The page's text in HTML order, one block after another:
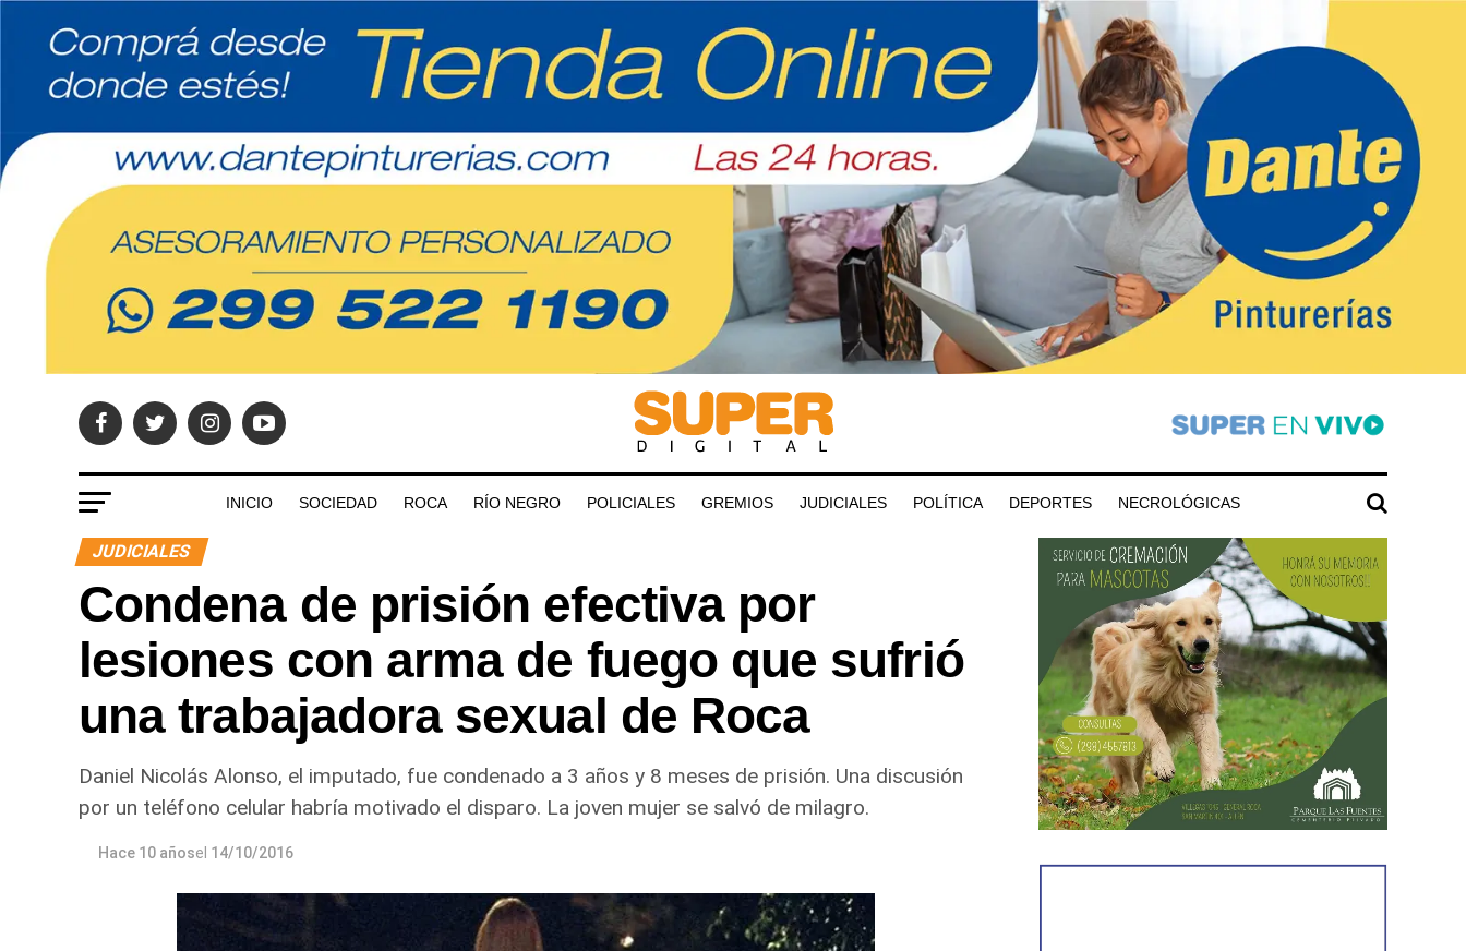
INICIO SOCIEDAD ROCA RÍO NEGRO POLICIALES GREMIOS JUDICIALES POLÍTICA DEPORTES NECROLÓGICAS
JUDICIALES
Condena de prisión efectiva por
lesiones con arma de fuego que sufrió
una trabajadora sexual de Roca
Daniel Nicolás Alonso, el imputado, fue condenado a 3 años y 8 meses de prisión. Una discusión
por un teléfono celular habría motivado el disparo. La joven mujer se salvó de milagro.
Hace 10 añosel 14/10/2016